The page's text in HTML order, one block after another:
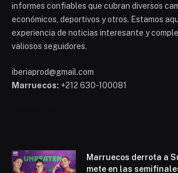
informes confiables que cubran diversos
económicos, deportivos y otros. Estamos
experiencia de noticias interesante y
valiosos seguidores.
iberiaprod@gmail.com
Marruecos: +212 630-100081
Marruecos derrota a
mete en las